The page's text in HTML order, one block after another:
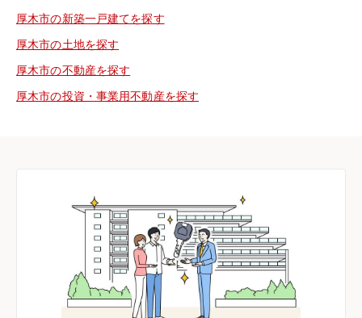
厚木市の新築一戸建てを探す
厚木市の土地を探す
厚木市の不動産を探す
厚木市の投資・事業用不動産を探す